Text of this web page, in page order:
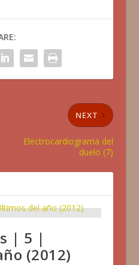
NEXT
Electrocardiograma del
duelo (7)
| 5 |
(2012)